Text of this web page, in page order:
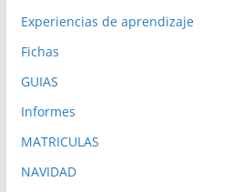
Experiencias de aprendizaje
Fichas
GUIAS
Informes
MATRICULAS
NAVIDAD